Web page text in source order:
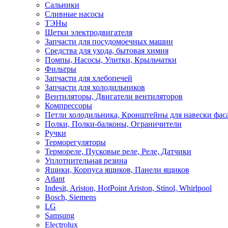
Сальники
Сливные насосы
ТЭНы
Щетки электродвигателя
Запчасти для посудомоечных машин
Средства для ухода, бытовая химия
Помпы, Насосы, Улитки, Крыльчатки
Фильтры
Запчасти для хлебопечей
Запчасти для холодильников
Вентиляторы, Двигатели вентиляторов
Компрессоры
Петли холодильника, Кронштейны для навески
Полки, Полки-балконы, Ограничители
Ручки
Терморегуляторы
Термореле, Пусковые реле, Реле, Датчики
Уплотнительная резина
Ящики, Корпуса ящиков, Панели ящиков
Atlant
Indesit, Ariston, HotPoint Ariston, Stinol, Whirlpool
Bosch, Siemens
LG
Samsung
Electrolux